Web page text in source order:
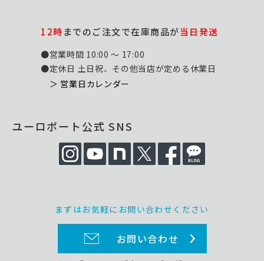
12時までのご注文で在庫商品が当日発送
●営業時間 10:00 ～ 17:00
●定休日 土日祝、その他当店が定める休業日
＞ 営業日カレンダー
ユーロポート公式 SNS
まずはお気軽にお問い合わせください
お問い合わせ